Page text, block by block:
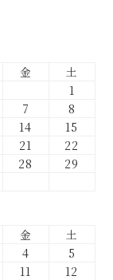
金
土
1
7
8
14
15
21
22
28
29
金
土
4
5
11
12